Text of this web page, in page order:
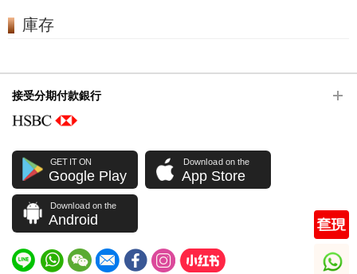
庫存
接受分期付款銀行
GET IT ON
Google Play
Download on the
App Store
Download on the
Android